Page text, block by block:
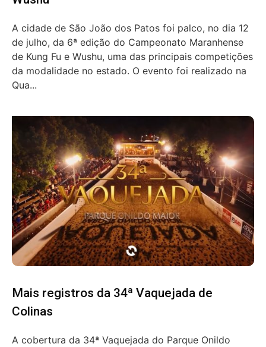
A cidade de São João dos Patos foi palco, no dia 12
de julho, da 6ª edição do Campeonato Maranhense
de Kung Fu e Wushu, uma das principais competições
da modalidade no estado. O evento foi realizado na
Qua...
Mais registros da 34ª Vaquejada de
Colinas
A cobertura da 34ª Vaquejada do Parque Onildo